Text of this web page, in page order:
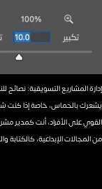
إدارة المشاريع التسويقية:
يشعرك بالحماس، خاصة إذا كنت
القوي على الأفراد، أنت كمدير
من المجالات الإبداعية،